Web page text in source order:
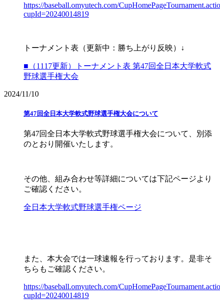
https://baseball.omyutech.com/
cupId=20240014819
トーナメント表（更新中：勝ち上がり反映）↓
■（1117更新）トーナメント表 第47回全日本大学軟式
野球選手権大会
2024/11/10
第47回全日本大学軟式野球選手権大会について
第47回全日本大学軟式野球選手権大会について、別添
のとおり開催いたします。
その他、組み合わせ等詳細については下記ページより
ご確認ください。
全日本大学軟式野球選手権ページ
また、本大会では一球速報を行っております。是非そ
ちらもご確認ください。
https://baseball.omyutech.com/
cupId=20240014819